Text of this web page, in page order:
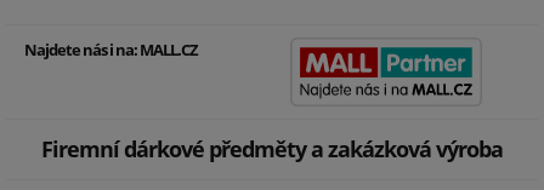
Najdete nás i na:MALL.CZ
Firemní dárkové předměty a zakázková výroba